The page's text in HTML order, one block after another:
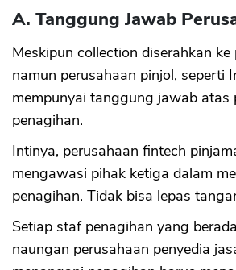
A. Tanggung Jawab
Meskipun collection diserahkan ke
namun perusahaan pinjol, seperti
mempunyai tanggung jawab atas
penagihan.
Intinya, perusahaan fintech
mengawasi pihak ketiga dalam
penagihan. Tidak bisa lepas
Setiap staf penagihan yang
naungan perusahaan penyedia